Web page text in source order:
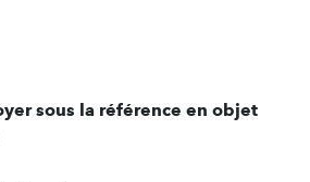
sous la référence en objet